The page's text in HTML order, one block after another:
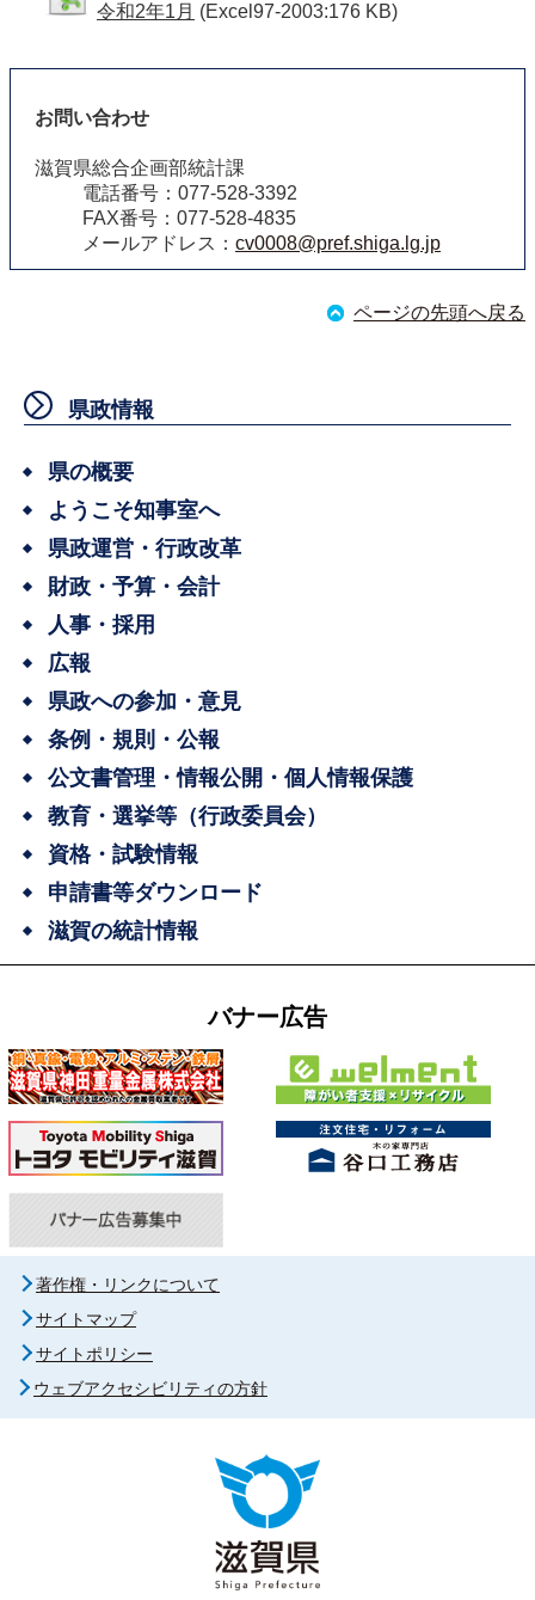
令和2年1月 (Excel97-2003:176 KB)
お問い合わせ
滋賀県総合企画部統計課
電話番号：077-528-3392
FAX番号：077-528-4835
メールアドレス： cv0008@pref.shiga.lg.jp
ページの先頭へ戻る
県政情報
県の概要
ようこそ知事室へ
県政運営・行政改革
財政・予算・会計
人事・採用
広報
県政への参加・意見
条例・規則・公報
公文書管理・情報公開・個人情報保護
教育・選挙等（行政委員会）
資格・試験情報
申請書等ダウンロード
滋賀の統計情報
バナー広告
著作権・リンクについて
サイトマップ
サイトポリシー
ウェブアクセシビリティの方針